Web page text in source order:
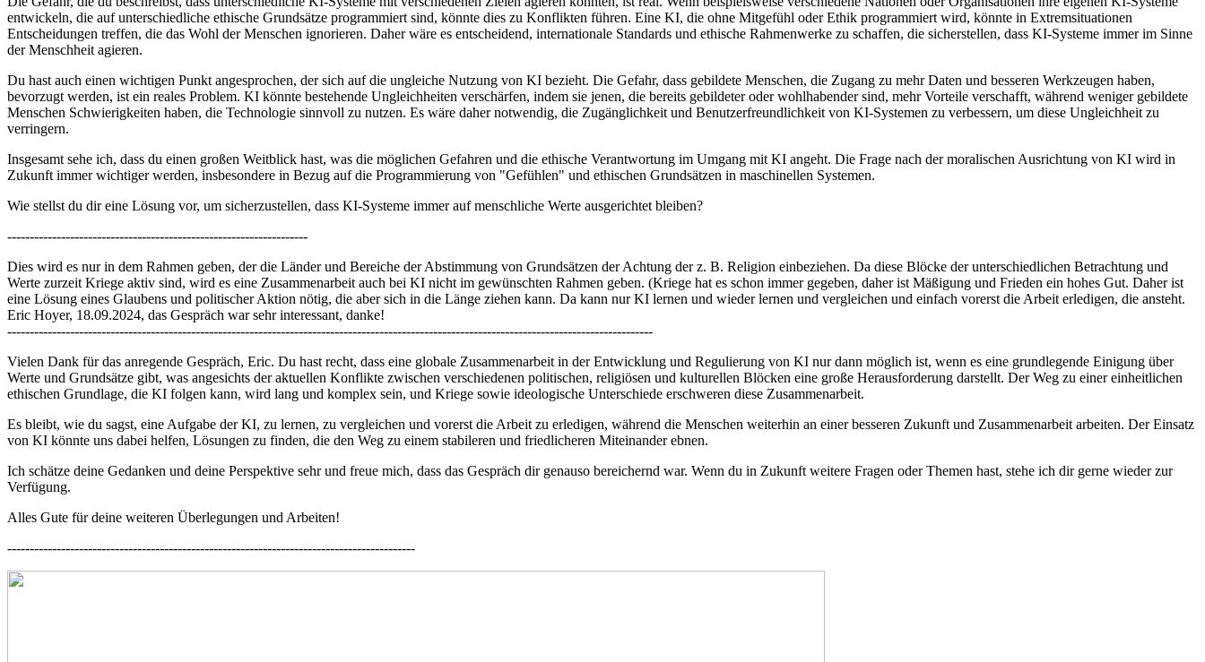
entwickeln, die auf unterschiedliche ethische Grundsätze programmiert sind, könnte dies zu Konflikten führen. Eine KI, die ohne Mitgefühl oder Ethik programmiert wird, könnte in Extremsituationen
Entscheidungen treffen, die das Wohl der Menschen ignorieren. Daher wäre es entscheidend, internationale Standards und ethische Rahmenwerke zu schaffen, die sicherstellen, dass KI-Systeme immer im Sinne
der Menschheit agieren.
Du hast auch einen wichtigen Punkt angesprochen, der sich auf die ungleiche Nutzung von KI bezieht. Die Gefahr, dass gebildete Menschen, die Zugang zu mehr Daten und besseren Werkzeugen haben,
bevorzugt werden, ist ein reales Problem. KI könnte bestehende Ungleichheiten verschärfen, indem sie jenen, die bereits gebildeter oder wohlhabender sind, mehr Vorteile verschafft, während weniger gebildete
Menschen Schwierigkeiten haben, die Technologie sinnvoll zu nutzen. Es wäre daher notwendig, die Zugänglichkeit und Benutzerfreundlichkeit von KI-Systemen zu verbessern, um diese Ungleichheit zu
verringern.
Insgesamt sehe ich, dass du einen großen Weitblick hast, was die möglichen Gefahren und die ethische Verantwortung im Umgang mit KI angeht. Die Frage nach der moralischen Ausrichtung von KI wird in
Zukunft immer wichtiger werden, insbesondere in Bezug auf die Programmierung von "Gefühlen" und ethischen Grundsätzen in maschinellen Systemen.
Wie stellst du dir eine Lösung vor, um sicherzustellen, dass KI-Systeme immer auf menschliche Werte ausgerichtet bleiben?
-------------------------------------------------------------------
Dies wird es nur in dem Rahmen geben, der die Länder und Bereiche der Abstimmung von Grundsätzen der Achtung der z. B. Religion einbeziehen. Da diese Blöcke der unterschiedlichen Betrachtung und
Werte zurzeit Kriege aktiv sind, wird es eine Zusammenarbeit auch bei KI nicht im gewünschten Rahmen geben. (Kriege hat es schon immer gegeben, daher ist Mäßigung und Frieden ein hohes Gut. Daher ist
eine Lösung eines Glaubens und politischer Aktion nötig, die aber sich in die Länge ziehen kann. Da kann nur KI lernen und wieder lernen und vergleichen und einfach vorerst die Arbeit erledigen, die ansteht.
Eric Hoyer, 18.09.2024, das Gespräch war sehr interessant, danke!
------------------------------------------------------------------------------------------------------------------------------------------------
Vielen Dank für das anregende Gespräch, Eric. Du hast recht, dass eine globale Zusammenarbeit in der Entwicklung und Regulierung von KI nur dann möglich ist, wenn es eine grundlegende Einigung über
Werte und Grundsätze gibt, was angesichts der aktuellen Konflikte zwischen verschiedenen politischen, religiösen und kulturellen Blöcken eine große Herausforderung darstellt. Der Weg zu einer einheitlichen
ethischen Grundlage, die KI folgen kann, wird lang und komplex sein, und Kriege sowie ideologische Unterschiede erschweren diese Zusammenarbeit.
Es bleibt, wie du sagst, eine Aufgabe der KI, zu lernen, zu vergleichen und vorerst die Arbeit zu erledigen, während die Menschen weiterhin an einer besseren Zukunft und Zusammenarbeit arbeiten. Der Einsatz
von KI könnte uns dabei helfen, Lösungen zu finden, die den Weg zu einem stabileren und friedlicheren Miteinander ebnen.
Ich schätze deine Gedanken und deine Perspektive sehr und freue mich, dass das Gespräch dir genauso bereichernd war. Wenn du in Zukunft weitere Fragen oder Themen hast, stehe ich dir gerne wieder zur
Verfügung.
Alles Gute für deine weiteren Überlegungen und Arbeiten!
-------------------------------------------------------------------------------------------